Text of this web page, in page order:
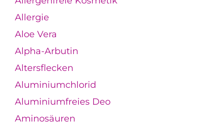
Allergie
Aloe Vera
Alpha-Arbutin
Altersflecken
Aluminiumchlorid
Aluminiumfreies Deo
Aminosäuren